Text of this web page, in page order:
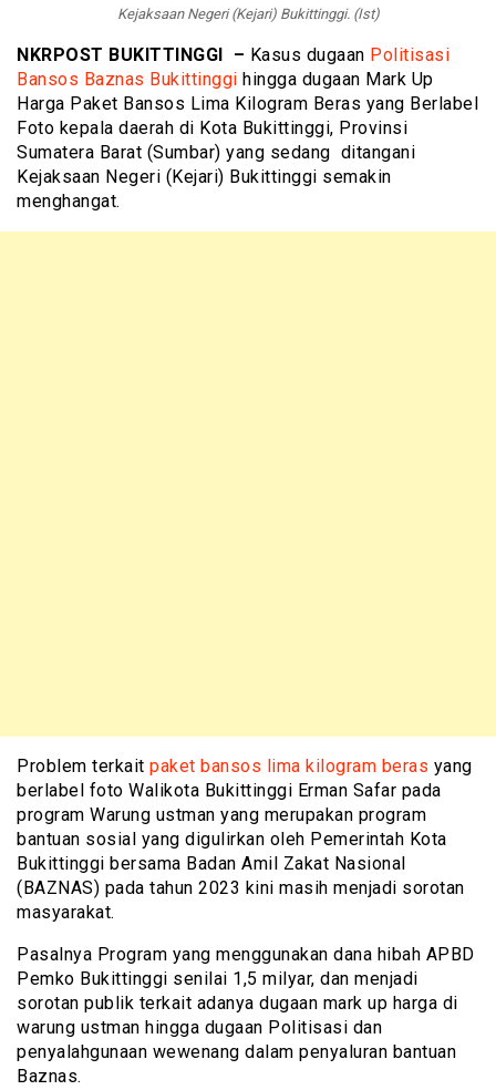
Kejaksaan Negeri (Kejari) Bukittinggi. (Ist)
NKRPOST BUKITTINGGI – Kasus dugaan Politisasi
Bansos Baznas Bukittinggi hingga dugaan Mark Up
Harga Paket Bansos Lima Kilogram Beras yang Berlabel
Foto kepala daerah di Kota Bukittinggi, Provinsi
Sumatera Barat (Sumbar) yang sedang ditangani
Kejaksaan Negeri (Kejari) Bukittinggi semakin
menghangat.
Problem terkait paket bansos lima kilogram beras yang
berlabel foto Walikota Bukittinggi Erman Safar pada
program Warung ustman yang merupakan program
bantuan sosial yang digulirkan oleh Pemerintah Kota
Bukittinggi bersama Badan Amil Zakat Nasional
(BAZNAS) pada tahun 2023 kini masih menjadi sorotan
masyarakat.
Pasalnya Program yang menggunakan dana hibah APBD
Pemko Bukittinggi senilai 1,5 milyar, dan menjadi
sorotan publik terkait adanya dugaan mark up harga di
warung ustman hingga dugaan Politisasi dan
penyalahgunaan wewenang dalam penyaluran bantuan
Baznas.